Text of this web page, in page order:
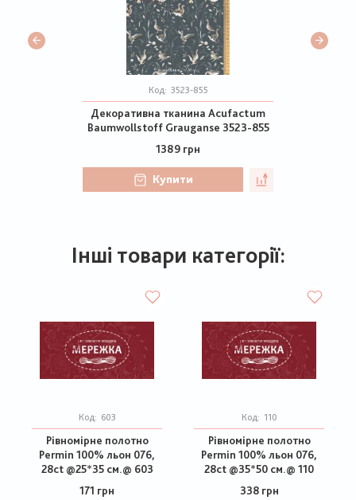
Код: 3523-855
Декоративна тканина Acufactum
Baumwollstoff Grauganse 3523-855
1389 грн
Купити
Інші товари категорії:
Код: 603
Рівномірне полотно
Permin 100% льон 076,
28ct @25*35 см.@ 603
171 грн
Код: 110
Рівномірне полотно
Permin 100% льон 076,
28ct @35*50 см.@ 110
338 грн